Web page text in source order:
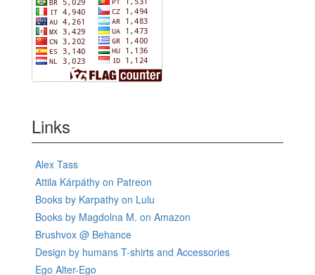
Links
Alex Tass
Attila Kárpáthy on Patreon
Books by Karpathy on Lulu
Books by Magdolna M. on Amazon
Brushvox @ Behance
Design by humans T-shirts and Accessories
Ego Alter-Ego